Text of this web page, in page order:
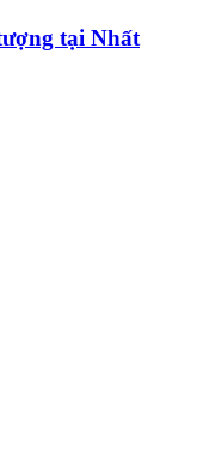
tại Nhất